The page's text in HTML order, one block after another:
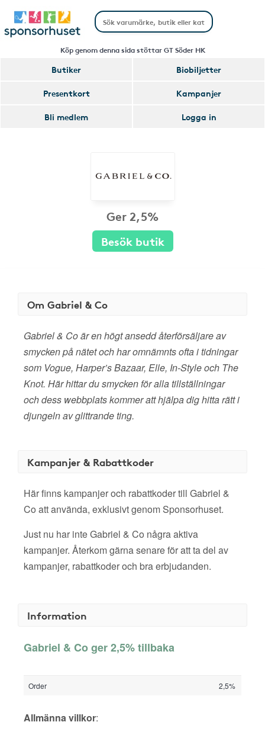
Köp genom denna sida stöttar GT Söder HK
Butiker
Biobiljetter
Presentkort
Kampanjer
Bli medlem
Logga in
Ger 2,5%
Besök butik
Om Gabriel & Co
Gabriel & Co är en högt ansedd återförsäljare av
smycken på nätet och har omnämnts ofta i tidningar
som Vogue, Harper’s Bazaar, Elle, In-Style och The
Knot. Här hittar du smycken för alla tillställningar
och dess webbplats kommer att hjälpa dig hitta rätt i
djungeln av glittrande ting.
Kampanjer & Rabattkoder
Här finns kampanjer och rabattkoder till Gabriel &
Co att använda, exklusivt genom Sponsorhuset.
Just nu har inte Gabriel & Co några aktiva
kampanjer. Återkom gärna senare för att ta del av
kampanjer, rabattkoder och bra erbjudanden.
Information
Gabriel & Co ger 2,5% tillbaka
Order 2,5%
Allmänna villkor: